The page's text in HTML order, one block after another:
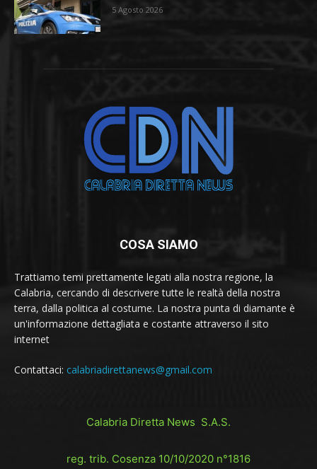
5 Agosto 2026
COSA SIAMO
Trattiamo temi prettamente legati alla nostra regione, la
Calabria, cercando di descrivere tutte le realtà della nostra
terra, dalla politica al costume. La nostra punta di diamante è
un'informazione dettagliata e costante attraverso il sito
internet
Contattaci: calabriadirettanews@gmail.com
Calabria Diretta News S.A.S.
reg. trib. Cosenza 10/10/2020 n°1816